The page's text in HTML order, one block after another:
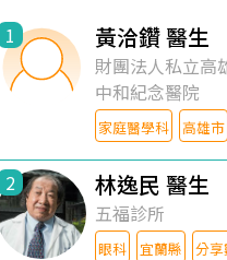
1 黃洽鑽 醫生
財團法人私立高
中和紀念醫院
家庭醫學科 高雄市
2 林逸民 醫生
五福診所
眼科 宜蘭縣 分